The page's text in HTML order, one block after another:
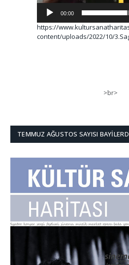
00:00
https://
content/uploads/2022/10/
>br>
TEMMUZ AĞUSTOS SAYISI